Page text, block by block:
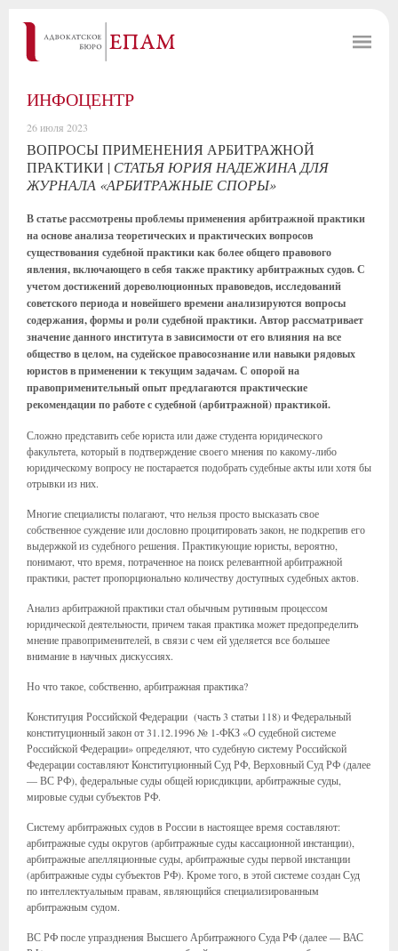
ИНФОЦЕНТР
26 июля 2023
ВОПРОСЫ ПРИМЕНЕНИЯ АРБИТРАЖНОЙ
ПРАКТИКИ | СТАТЬЯ ЮРИЯ НАДЕЖИНА ДЛЯ
ЖУРНАЛА «АРБИТРАЖНЫЕ СПОРЫ»
В статье рассмотрены проблемы применения арбитражной практики
на основе анализа теоретических и практических вопросов
существования судебной практики как более общего правового
явления, включающего в себя также практику арбитражных судов. С
учетом достижений дореволюционных правоведов, исследований
советского периода и новейшего времени анализируются вопросы
содержания, формы и роли судебной практики. Автор рассматривает
значение данного института в зависимости от его влияния на все
общество в целом, на судейское правосознание или навыки рядовых
юристов в применении к текущим задачам. С опорой на
правоприменительный опыт предлагаются практические
рекомендации по работе с судебной (арбитражной) практикой.
Сложно представить себе юриста или даже студента юридического
факультета, который в подтверждение своего мнения по какому-либо
юридическому вопросу не постарается подобрать судебные акты или хотя бы
отрывки из них.
Многие специалисты полагают, что нельзя просто высказать свое
собственное суждение или дословно процитировать закон, не подкрепив его
выдержкой из судебного решения. Практикующие юристы, вероятно,
понимают, что время, потраченное на поиск релевантной арбитражной
практики, растет пропорционально количеству доступных судебных актов.
Анализ арбитражной практики стал обычным рутинным процессом
юридической деятельности, причем такая практика может предопределить
мнение правоприменителей, в связи с чем ей уделяется все большее
внимание в научных дискуссиях.
Но что такое, собственно, арбитражная практика?
Конституция Российской Федерации (часть 3 статьи 118) и Федеральный
конституционный закон от 31.12.1996 № 1-ФКЗ «О судебной системе
Российской Федерации» определяют, что судебную систему Российской
Федерации составляют Конституционный Суд РФ, Верховный Суд РФ (далее
— ВС РФ), федеральные суды общей юрисдикции, арбитражные суды,
мировые судьи субъектов РФ.
Систему арбитражных судов в России в настоящее время составляют:
арбитражные суды округов (арбитражные суды кассационной инстанции),
арбитражные апелляционные суды, арбитражные суды первой инстанции
(арбитражные суды субъектов РФ). Кроме того, в этой системе создан Суд
по интеллектуальным правам, являющийся специализированным
арбитражным судом.
ВС РФ после упразднения Высшего Арбитражного Суда РФ (далее — ВАС